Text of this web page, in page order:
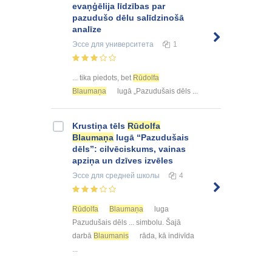
evaņģēlija līdzības par
pazudušo dēlu salīdzinošā
analīze
Эссе для университета 1
... tika piedots, bet Rūdolfa
Blaumaņa
lugā „Pazudušais dēls ...
Krustiņa tēls Rūdolfa
Blaumaņa lugā “Pazudušais
dēls”: cilvēciskums, vainas
apziņa un dzīves izvēles
Эссе для средней школы 4
Rūdolfa Blaumaņa
luga
Pazudušais dēls ... simbolu. Šajā
darbā Blaumanis
rāda, kā indivīda